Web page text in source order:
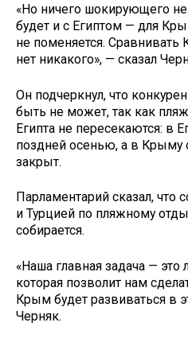
«Но ничего шокирующего
будет и с Египтом — для
не поменяется.
нет никакого», — сказал
Он подчеркнул, что
быть не может, так как
Египта не пересекаются: в
поздней осенью, а в Крыму
закрыт.
Парламентарий сказал, что
и Турцией по пляжному
собирается.
«Наша главная задача — это
которая позволит нам
Крым будет развиваться в
Черняк.